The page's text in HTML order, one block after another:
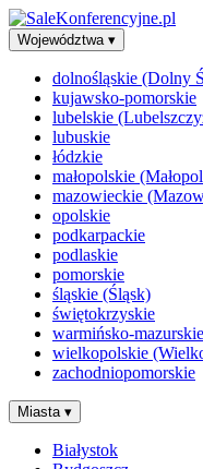
Województwa ▾
dolnośląskie (Dolny
kujawsko-pomorskie
lubelskie
lubuskie
łódzkie
małopolskie
mazowieckie
opolskie
podkarpackie
podlaskie
pomorskie
śląskie (Śląsk)
świętokrzyskie
warmińsko-mazurskie
wielkopolskie
zachodniopomorskie
Miasta ▾
Białystok